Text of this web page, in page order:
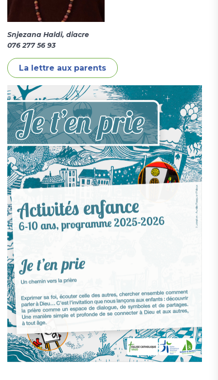
Snjezana Haldi, diacre
076 277 56 93
La lettre aux parents